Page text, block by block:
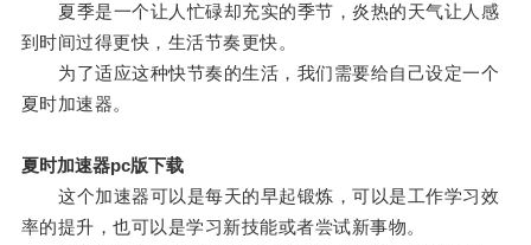
夏季是一个让人忙碌却充实的季节，炎热的天气让人感
到时间过得更快，生活节奏更快。
为了适应这种快节奏的生活，我们需要给自己设定一个
夏时加速器。
夏时加速器pc版下载
这个加速器可以是每天的早起锻炼，可以是工作学习效
率的提升，也可以是学习新技能或者尝试新事物。